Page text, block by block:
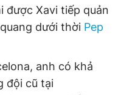
được Xavi tiếp quản
dưới thời Pep
​​anh có khả
đội cũ tại